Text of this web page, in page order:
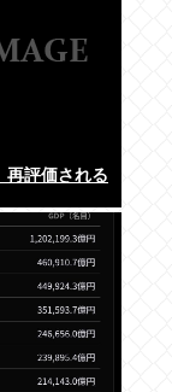
再評価される